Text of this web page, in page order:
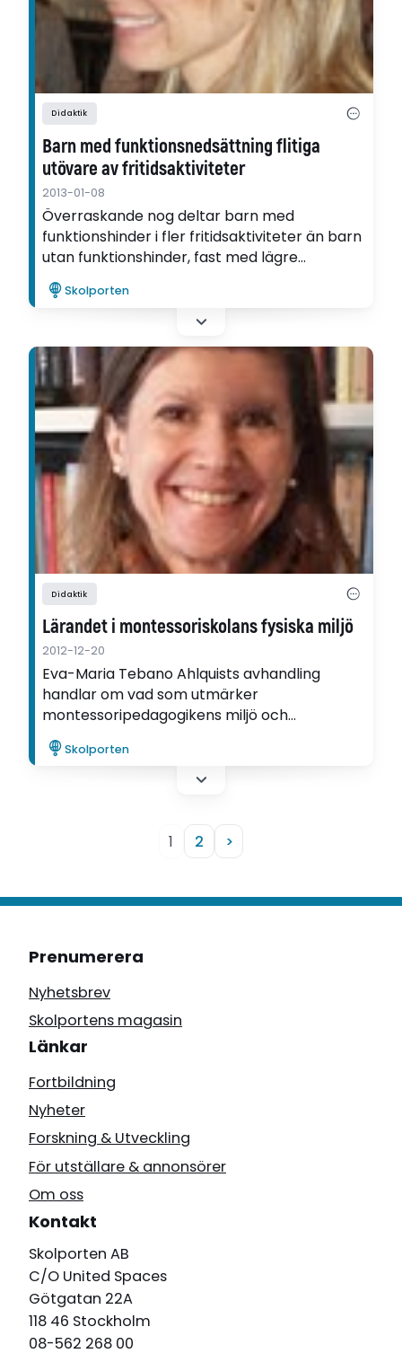
Didaktik
Barn med funktionsnedsättning flitiga
utövare av fritidsaktiviteter
2013-01-08
Överraskande nog deltar barn med
funktionshinder i fler fritidsaktiviteter än barn
utan funktionshinder, fast med lägre
intensitet. Det visar Anna Ullenhags
avhandling.
Skolporten
Didaktik
Lärandet i montessoriskolans fysiska miljö
2012-12-20
Eva-Maria Tebano Ahlquists avhandling
handlar om vad som utmärker
montessoripedagogikens miljö och
meningsskapande aktiviteter. "Studien pekar
på betydelsen av ett fysiskt rum som ett levt
rum, vilket innebär att rummet och
Skolporten
1 2 >
Prenumerera
Nyhetsbrev
Skolportens magasin
Länkar
Fortbildning
Nyheter
Forskning & Utveckling
För utställare & annonsörer
Om oss
Kontakt
Skolporten AB
C/O United Spaces
Götgatan 22A
118 46 Stockholm
08-562 268 00